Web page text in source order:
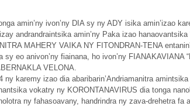
amin’ny ivon’ny DIA sy ny ADY isika amin’izao
andrandraintsika amin’ny Paka izao
MAHERY VAIKA NY FITONDRAN-TENA
sy eo anivon’ny fiainana, ho ivon’ny FIANAKAVIANA
VELONA.
ny karemy izao dia abaribarin’Andriamanitra
vokatry ny KORONTANAVIRUS dia tonga
ny fahasoavany, handrindra ny zava-drehetra fa